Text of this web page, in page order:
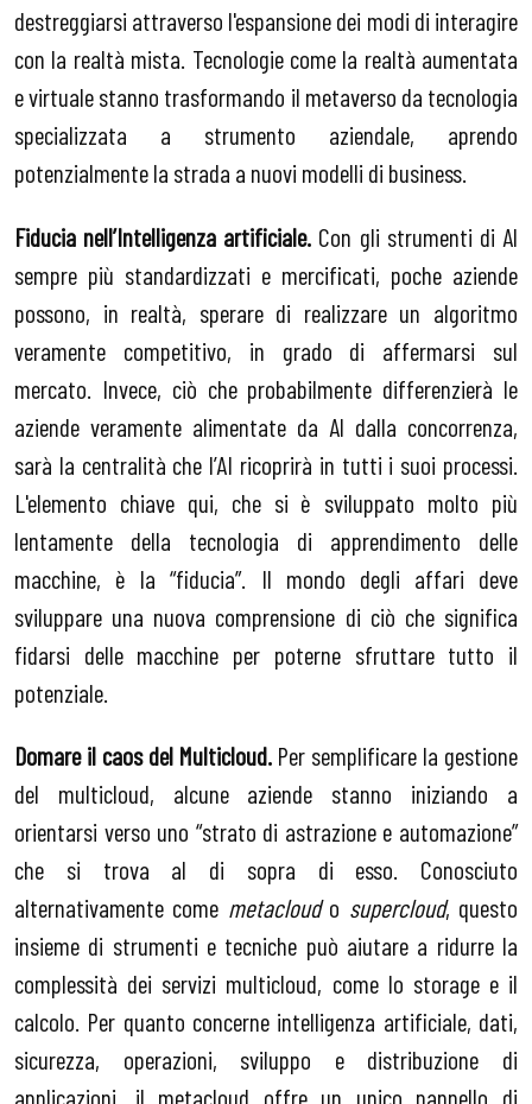
destreggiarsi attraverso l'espansione dei modi di interagire
con la realtà mista. Tecnologie come la realtà aumentata
e virtuale stanno trasformando il metaverso da tecnologia
specializzata a strumento aziendale, aprendo
potenzialmente la strada a nuovi modelli di business.
Fiducia nell’Intelligenza artificiale. Con gli strumenti di Al
sempre più standardizzati e mercificati, poche aziende
possono, in realtà, sperare di realizzare un algoritmo
veramente competitivo, in grado di affermarsi sul
mercato. Invece, ciò che probabilmente differenzierà le
aziende veramente alimentate da Al dalla concorrenza,
sarà la centralità che l’AI ricoprirà in tutti i suoi processi.
L'elemento chiave qui, che si è sviluppato molto più
lentamente della tecnologia di apprendimento delle
macchine, è la “fiducia”. Il mondo degli affari deve
sviluppare una nuova comprensione di ciò che significa
fidarsi delle macchine per poterne sfruttare tutto il
potenziale.
Domare il caos del Multicloud. Per semplificare la gestione
del multicloud, alcune aziende stanno iniziando a
orientarsi verso uno “strato di astrazione e automazione”
che si trova al di sopra di esso. Conosciuto
alternativamente come metacloudo supercloud, questo
insieme di strumenti e tecniche può aiutare a ridurre la
complessità dei servizi multicloud, come lo storage e il
calcolo. Per quanto concerne intelligenza artificiale, dati,
sicurezza, operazioni, sviluppo e distribuzione di
applicazioni, il metacloud offre un unico pannello di